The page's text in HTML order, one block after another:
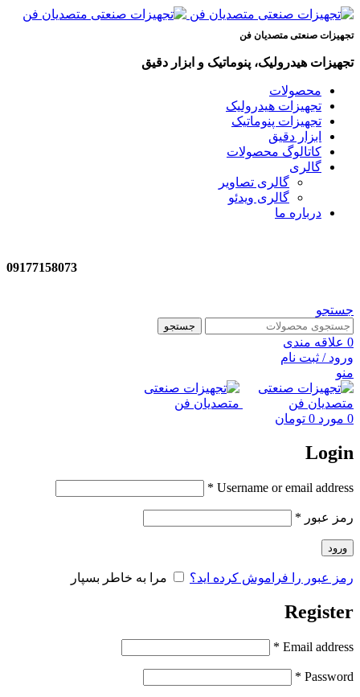
تجهیزات صنعتی متصدیان فن
تجهیزات هیدرولیک، پنوماتیک و ابزار دقیق
محصولات
تجهیزات هیدرولیک
تجهیزات پنوماتیک
ابزار دقیق
کاتالوگ محصولات
گالری
گالری تصاویر
گالری ویدئو
درباره ما
09177158073
جستجو
جستجو
0 علاقه مندی
ورود / ثبت نام
منو
0 مورد 0 تومان
Login
Username or email address
*
رمز عبور *
ورود
رمز عبور را فراموش کرده اید؟ مرا به خاطر بسپار
Register
Email address
*
Password
*